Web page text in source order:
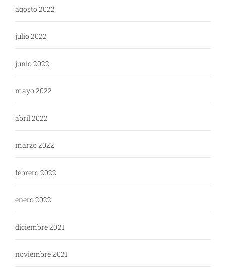
agosto 2022
julio 2022
junio 2022
mayo 2022
abril 2022
marzo 2022
febrero 2022
enero 2022
diciembre 2021
noviembre 2021